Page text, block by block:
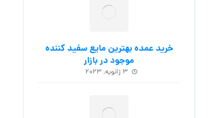
خرید عمده بهترین مایع سفید کننده
موجود در بازار
۳ ژانویه, ۲۰۲۳